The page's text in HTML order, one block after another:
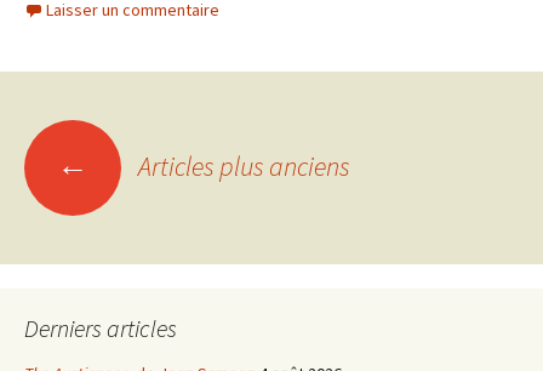
Laisser un commentaire
Navigation
des
articles
← Articles plus anciens
Derniers articles